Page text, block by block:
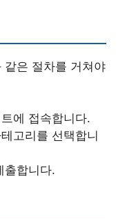
같은 절차를 거쳐야
에 접속합니다.
고리를 선택합니
출합니다.